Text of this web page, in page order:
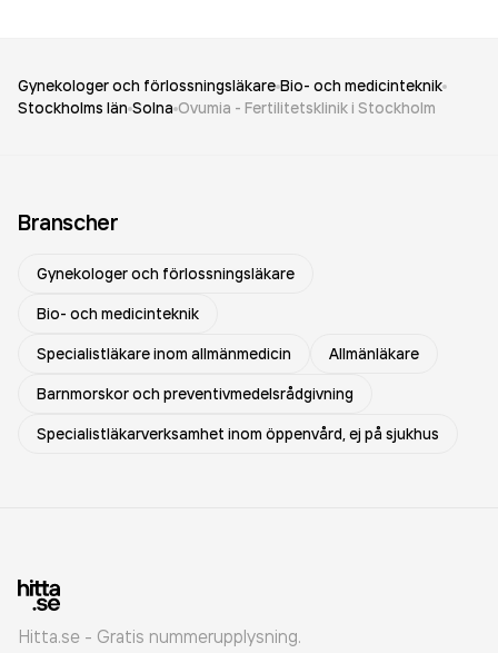
Gynekologer och förlossningsläkare Bio- och medicinteknik
Stockholms län Solna Ovumia - Fertilitetsklinik i Stockholm
Branscher
Gynekologer och förlossningsläkare
Bio- och medicinteknik
Specialistläkare inom allmänmedicin
Allmänläkare
Barnmorskor och preventivmedelsrådgivning
Specialistläkarverksamhet inom öppenvård, ej på sjukhus
Hitta.se - Gratis nummerupplysning.